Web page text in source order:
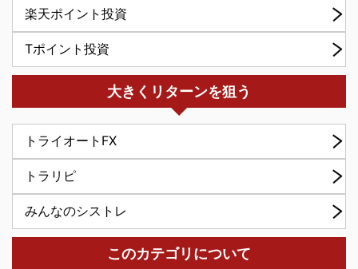
楽天ポイント投資
Tポイント投資
大きくリターンを狙う
トライオートFX
トラリピ
みんなのシストレ
このカテゴリについて